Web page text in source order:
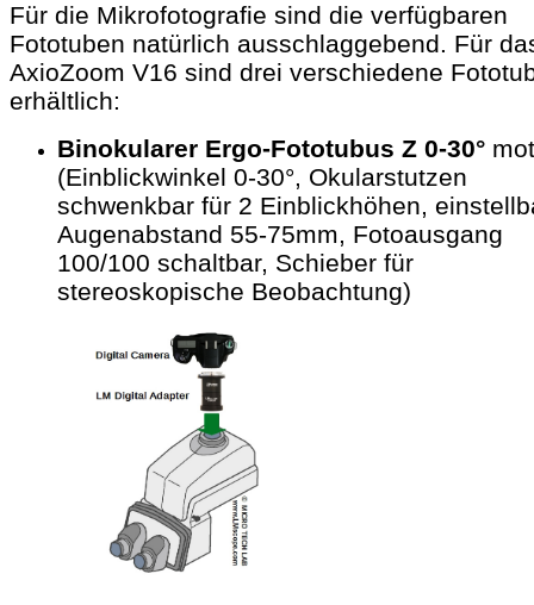
Für die Mikrofotografie sind die verfügbaren
Fototuben natürlich ausschlaggebend. Für
AxioZoom V16 sind drei verschiedene
erhältlich:
Binokularer Ergo-Fototubus Z 0-30° mot
(Einblickwinkel 0-30°, Okularstutzen
schwenkbar für 2 Einblickhöhen,
Augenabstand 55-75mm, Fotoausgang
100/100 schaltbar, Schieber für
stereoskopische Beobachtung)